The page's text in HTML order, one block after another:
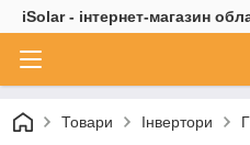
iSolar - інтернет-магазин
Товари Інвертори